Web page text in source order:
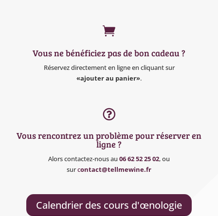

Vous ne bénéficiez pas de bon cadeau ?
Réservez directement en ligne en cliquant sur
«ajouter au panier».

Vous rencontrez un problème pour réserver en
ligne ?
Alors contactez-nous au 06 62 52 25 02, ou
surcontact@tellmewine.fr
Calendrier des cours d'œnologie